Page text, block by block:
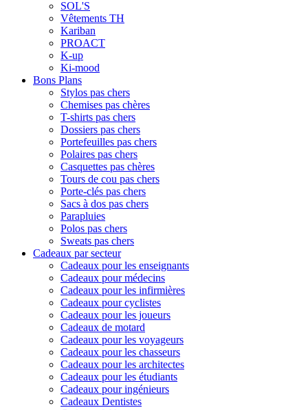
SOL'S
Vêtements TH
Kariban
PROACT
K-up
Ki-mood
Bons Plans
Stylos pas chers
Chemises pas chères
T-shirts pas chers
Dossiers pas chers
Portefeuilles pas chers
Polaires pas chers
Casquettes pas chères
Tours de cou pas chers
Porte-clés pas chers
Sacs à dos pas chers
Parapluies
Polos pas chers
Sweats pas chers
Cadeaux par secteur
Cadeaux pour les enseignants
Cadeaux pour médecins
Cadeaux pour les infirmières
Cadeaux pour cyclistes
Cadeaux pour les joueurs
Cadeaux de motard
Cadeaux pour les voyageurs
Cadeaux pour les chasseurs
Cadeaux pour les architectes
Cadeaux pour les étudiants
Cadeaux pour ingénieurs
Cadeaux Dentistes